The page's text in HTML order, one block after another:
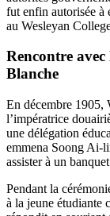
fut enfin autorisée à
au Wesleyan
Rencontre
Blanche
En décembre 1905,
l’impératrice
une délégation
emmena Soong Ai-
assister à un
Pendant la
à la jeune étudiante